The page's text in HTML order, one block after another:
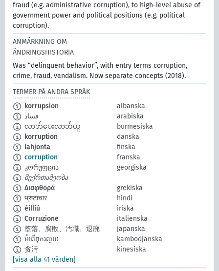
fraud (e.g. administrative corruption), to high-level abuse of
government power and political positions (e.g. political
corruption).
ANMÄRKNING OM
ÄNDRINGSHISTORIA
Was “delinquent behavior”, with entry terms corruption,
crime, fraud, vandalism. Now separate concepts (2018).
TERMER PÅ ANDRA SPRÅK
korrupsion
albanska
فساد
arabiska
လာဘ်ပေးလာဘ်ယူ
burmesiska
korruption
danska
lahjonta
finska
corruption
franska
კორუფცია
georgiska
მექრთამეობა
Διαφθορά
grekiska
भ्रष्टाचार
hindi
éilliú
iriska
Corruzione
italienska
堕落、腐敗、汚職、退廃
japanska
អំពើពុករលួយ
kambodjanska
贪污
kinesiska
[visa alla 41 värden]